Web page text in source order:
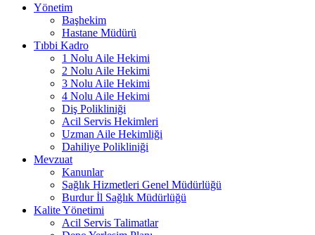
Yönetim
Başhekim
Hastane Müdürü
Tıbbi Kadro
1 Nolu Aile Hekimi
2 Nolu Aile Hekimi
3 Nolu Aile Hekimi
4 Nolu Aile Hekimi
Diş Polikliniği
Acil Servis Hekimleri
Uzman Aile Hekimliği
Dahiliye Polikliniği
Mevzuat
Kanunlar
Sağlık Hizmetleri Genel Müdürlüğü
Burdur İl Sağlık Müdürlüğü
Kalite Yönetimi
Acil Servis Talimatlar